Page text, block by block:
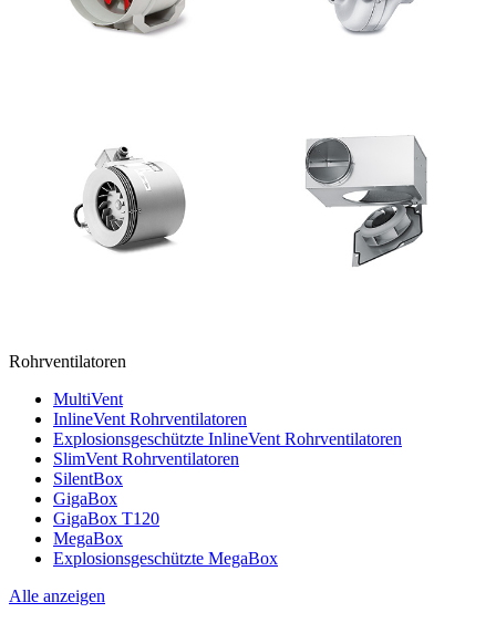
Rohrventilatoren
MultiVent
InlineVent Rohrventilatoren
Explosionsgeschützte InlineVent Rohrventilatoren
SlimVent Rohrventilatoren
SilentBox
GigaBox
GigaBox T120
MegaBox
Explosionsgeschützte MegaBox
Alle anzeigen